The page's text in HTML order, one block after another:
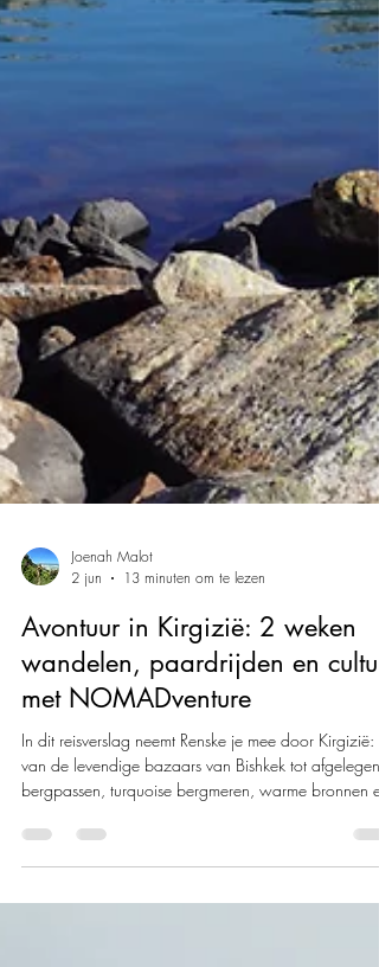
2 jun
13 minuten om te lezen
Avontuur in Kirgizië: 2 weken
wandelen, paardrijden en
met NOMADventure
In dit reisverslag neemt Renske je mee door Kirgizië:
bergpassen, turquoise bergmeren, warme bronnen en
eindeloze valleien vol paarden en yurtkampen. Wat